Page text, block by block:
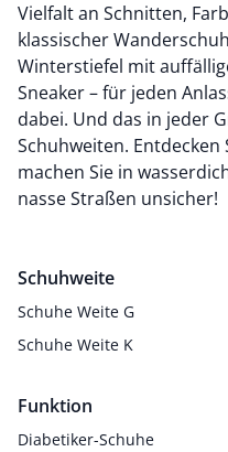
Vielfalt an Schnitten,
klassischer
Winterstiefel mit
Sneaker – für jeden
dabei. Und das in jeder
Schuhweiten.
machen Sie in
nasse Straßen unsicher!
Schuhweite
Schuhe Weite G
Schuhe Weite K
Funktion
Diabetiker-Schuhe